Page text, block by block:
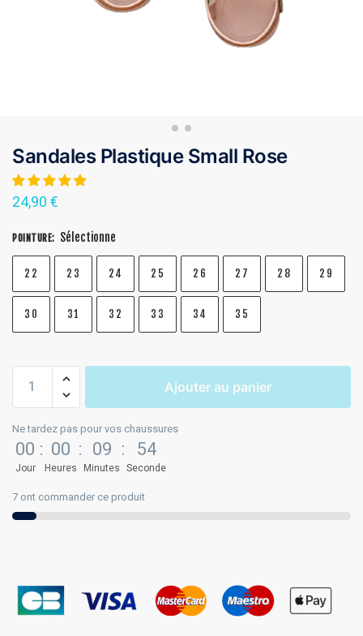
Sandales Plastique Small Rose
24,90€
POINTURE: Sélectionne
22 23 24 25 26 27 28 29
30 31 32 33 34 35
Ajouter au panier
Ne tardez pas pour vos chaussures
00
Jour
: 00
Heures
: 09
Minutes
: 54
Seconde
7 ont commander ce produit